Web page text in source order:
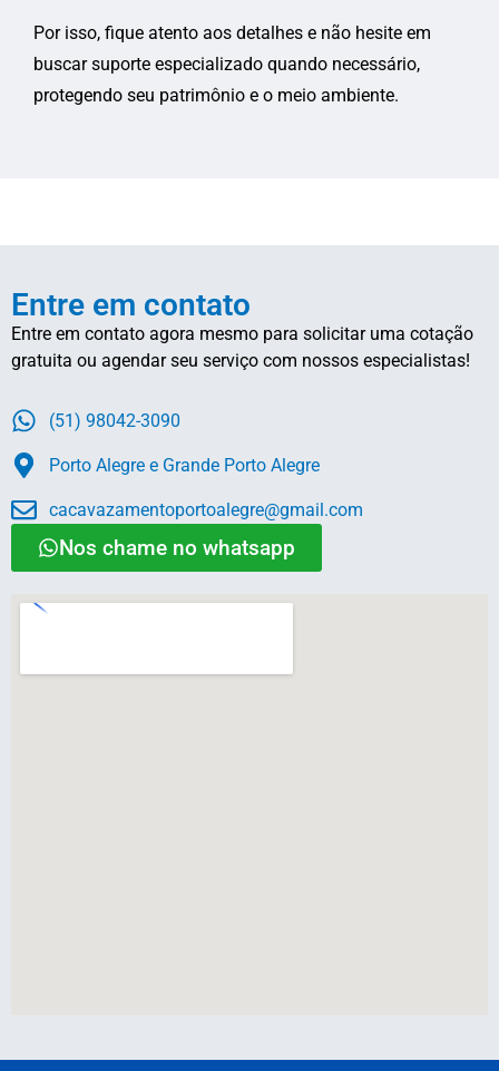
Por isso, fique atento aos detalhes e não hesite em
buscar suporte especializado quando necessário,
protegendo seu patrimônio e o meio ambiente.
Entre em contato
Entre em contato agora mesmo para solicitar uma cotação
gratuita ou agendar seu serviço com nossos especialistas!
(51) 98042-3090
Porto Alegre e Grande Porto Alegre
cacavazamentoportoalegre@gmail.com
Nos chame no whatsapp